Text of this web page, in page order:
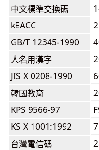
中文標準交換碼
kEACC
GB/T 12345-1990
人名用漢字
JIS X 0208-1990
韓國教育
KPS 9566-97
KS X 1001:1992
台灣電信碼